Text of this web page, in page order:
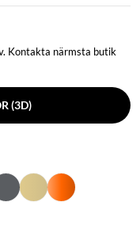
Kontakta närmsta butik
(3D)